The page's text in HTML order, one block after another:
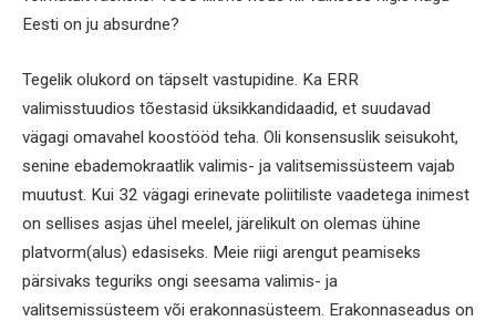
Eesti on ju absurdne?
Tegelik olukord on täpselt vastupidine. Ka ERR
valimisstuudios tõestasid üksikkandidaadid, et suudavad
vägagi omavahel koostööd teha. Oli konsensuslik seisukoht,
senine ebademokraatlik valimis- ja valitsemissüsteem vajab
muutust. Kui 32 vägagi erinevate poliitiliste vaadetega inimest
on sellises asjas ühel meelel, järelikult on olemas ühine
platvorm(alus) edasiseks. Meie riigi arengut peamiseks
pärsivaks teguriks ongi seesama valimis- ja
valitsemissüsteem või erakonnasüsteem. Erakonnaseadus on